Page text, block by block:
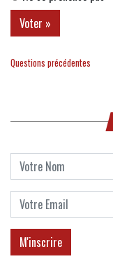
Questions précédentes